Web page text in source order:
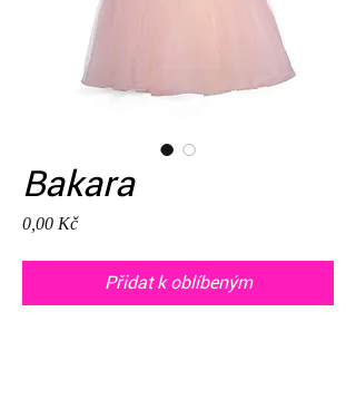
Bakara
0,00 KčCena
Přidat k oblíbeným